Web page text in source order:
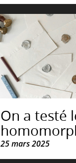
On a testé
25 mars 2025